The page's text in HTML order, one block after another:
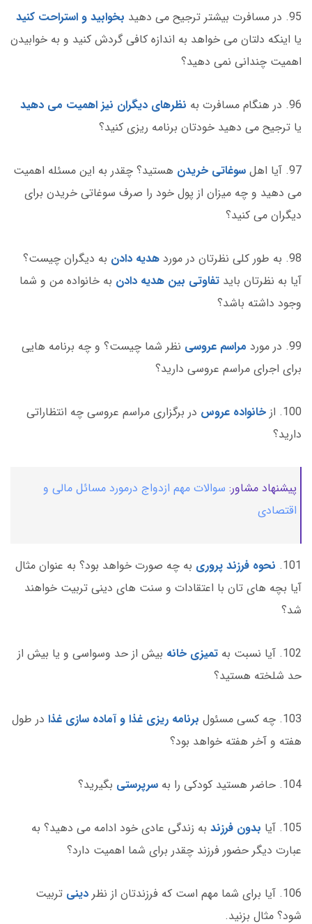
95. در مسافرت بیشتر ترجیح می دهید
بخوابید و استراحت کنید
یا اینکه دلتان می خواهد به اندازه کافی گردش کنید و به خوابیدن
اهمیت چندانی نمی دهید؟
96. در هنگام مسافرت به
نظرهای دیگران نیز اهمیت می دهید
یا ترجیح می دهید خودتان برنامه ریزی کنید؟
97. آیا اهل سوغاتی خریدن هستید؟ چقدر به این مسئله اهمیت
می دهید و چه میزان از پول خود را صرف سوغاتی خریدن برای
دیگران می کنید؟
98. به طور کلی نظرتان در مورد هدیه دادن به دیگران چیست؟
آیا به نظرتان باید تفاوتی بین هدیه دادن به خانواده من و شما
وجود داشته باشد؟
99. در مورد مراسم عروسی نظر شما چیست؟ و چه برنامه هایی
برای اجرای مراسم عروسی دارید؟
100. از خانواده عروس در برگزاری مراسم عروسی چه انتظاراتی
دارید؟
پیشنهاد مشاور: سوالات مهم ازدواج درمورد مسائل مالی و
اقتصادی
101. نحوه فرزند پروری به چه صورت خواهد بود؟ به عنوان مثال
آیا بچه های تان با اعتقادات و سنت های دینی تربیت خواهند
شد؟
102. آیا نسبت به تمیزی خانه بیش از حد وسواسی و یا بیش از
حد شلخته هستید؟
103. چه کسی مسئول برنامه ریزی غذا و آماده سازی غذا در طول
هفته و آخر هفته خواهد بود؟
104. حاضر هستید کودکی را به سرپرستی بگیرید؟
105. آیا بدون فرزند به زندگی عادی خود ادامه می دهید؟ به
عبارت دیگر حضور فرزند چقدر برای شما اهمیت دارد؟
106. آیا برای شما مهم است که فرزندتان از نظر دینی تربیت
شود؟ مثال بزنید.